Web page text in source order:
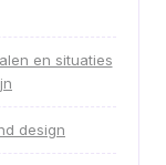
en situaties
design